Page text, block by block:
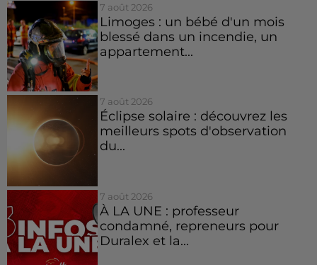
7 août 2026
Limoges : un bébé d'un mois
blessé dans un incendie, un
appartement...
7 août 2026
Éclipse solaire : découvrez les
meilleurs spots d'observation
du...
7 août 2026
À LA UNE : professeur
condamné, repreneurs pour
Duralex et la...